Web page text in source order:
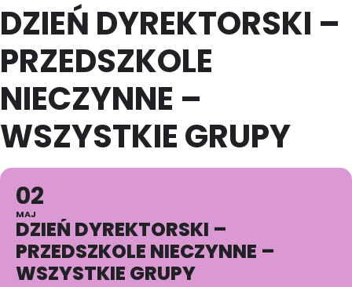
DZIEŃ DYREKTORSKI –
PRZEDSZKOLE
NIECZYNNE –
WSZYSTKIE GRUPY
02
MAJ
DZIEŃ DYREKTORSKI –
PRZEDSZKOLE NIECZYNNE –
WSZYSTKIE GRUPY